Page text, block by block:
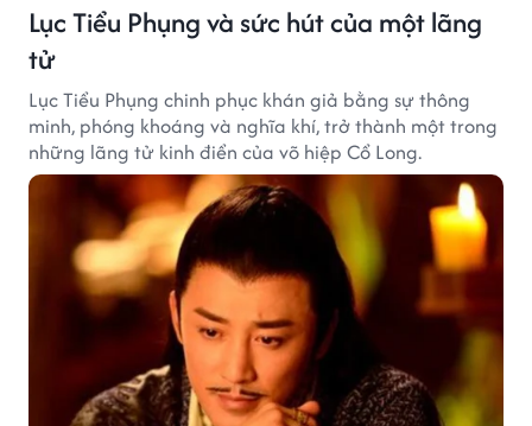
Lục Tiểu Phụng và sức hút của một lãng
tử
Lục Tiểu Phụng chinh phục khán giả bằng sự thông
minh, phóng khoáng và nghĩa khí, trở thành một trong
những lãng tử kinh điển của võ hiệp Cổ Long.